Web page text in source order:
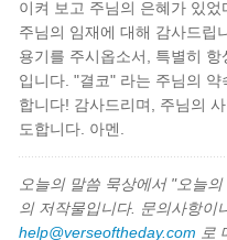
이켜 보고 주님의 은혜가 있
주님의 임재에 대해 감사드립
용기를 주시옵소서, 특별히
입니다. "결코" 라는 주님의
합니다! 감사드리며, 주님의
도합니다. 아멘.
오늘의 말씀 묵상에서 "오늘
의 저작물입니다. 문의사항이
help@verseoftheday.com 로